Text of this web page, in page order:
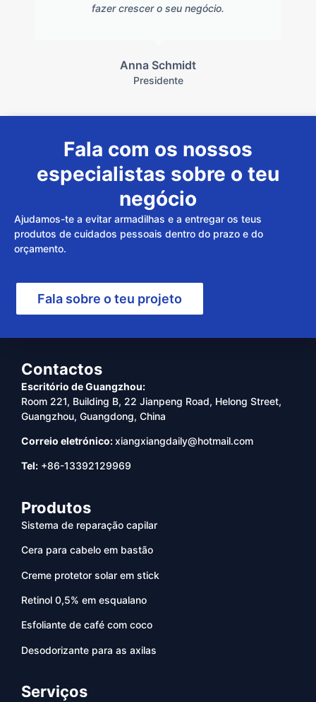
fazer crescer o seu negócio.
Anna Schmidt
Presidente
Fala com os nossos
especialistas sobre o teu
negócio
Ajudamos-te a evitar armadilhas e a entregar os teus
produtos de cuidados pessoais dentro do prazo e do
orçamento.
Fala sobre o teu projeto
Contactos
Escritório de Guangzhou:
Room 221, Building B, 22 Jianpeng Road, Helong Street,
Guangzhou, Guangdong, China
Correio eletrónico:xiangxiangdaily@hotmail.com
Tel: +86-13392129969
Produtos
Sistema de reparação capilar
Cera para cabelo em bastão
Creme protetor solar em stick
Retinol 0,5% em esqualano
Esfoliante de café com coco
Desodorizante para as axilas
Serviços